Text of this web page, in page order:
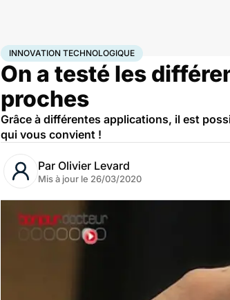
AccueilSantéInnovation technologique
INNOVATION TECHNOLOGIQUE
On a testé les
proches
Grâce à différentes applications, il est
qui vous convient !
Par Olivier Levard
Mis à jour le 26/03/2020